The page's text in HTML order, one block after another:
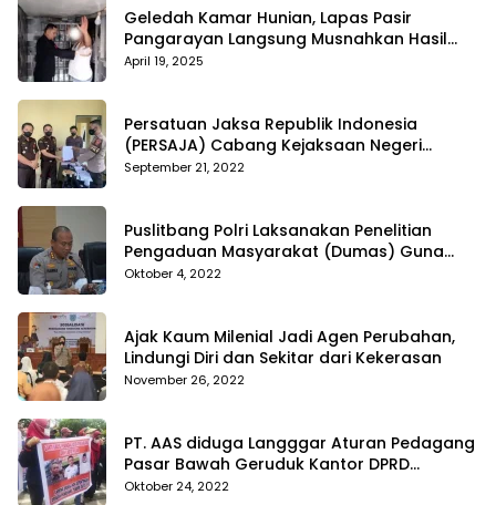
Geledah Kamar Hunian, Lapas Pasir
Pangarayan Langsung Musnahkan Hasil
Temuan
April 19, 2025
Persatuan Jaksa Republik Indonesia
(PERSAJA) Cabang Kejaksaan Negeri
Tanggamus resmi melaporkan Alvin Lim ke
September 21, 2022
Puslitbang Polri Laksanakan Penelitian
Pengaduan Masyarakat (Dumas) Guna
Meningkatkan Profesionalisme Personil Polri
Oktober 4, 2022
Ajak Kaum Milenial Jadi Agen Perubahan,
Lindungi Diri dan Sekitar dari Kekerasan
November 26, 2022
PT. AAS diduga Langggar Aturan Pedagang
Pasar Bawah Geruduk Kantor DPRD
Pekanbaru
Oktober 24, 2022